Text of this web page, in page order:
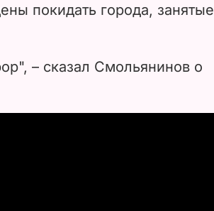
покидать города, занятые
– сказал Смольянинов о